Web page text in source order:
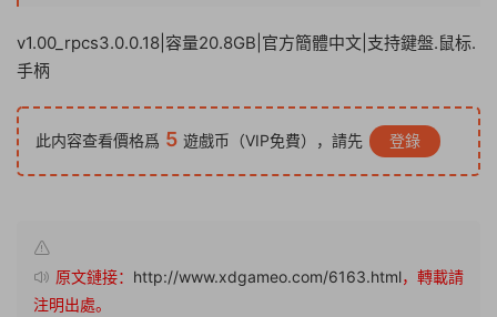
v1.00_rpcs3.0.0.18|容量20.8GB|官方簡體中文|支持鍵盤.鼠标.
手柄
此内容查看價格爲 5 遊戲币（VIP免費），請先 登錄
原文鏈接： http://www.xdgameo.com/6163.html，轉載請
注明出處。